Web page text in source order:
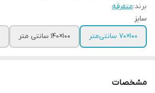
برند:متفرقه
سایز
100×70 سانتی‌متر
100×140 سانتی متر
مشخصات